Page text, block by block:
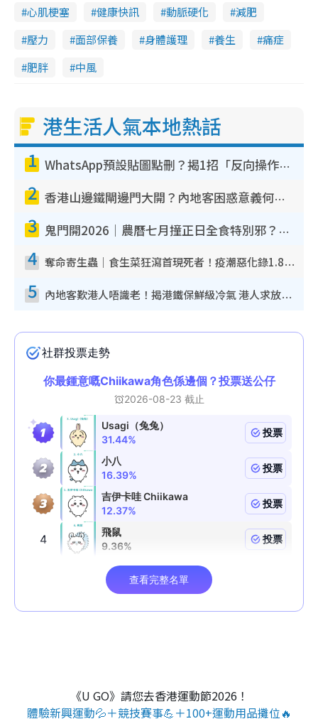
心肌梗塞 健康快訊 動脈硬化
減肥
壓力
面部保養 身體護理 養生
痛症
肥胖
中風
港生活人氣本地熱話
1 WhatsApp預設貼圖點刪？揭1招「反向操作」還原簡潔介面 附3步實測教學
2 香港山邊鐵閘邊門大開？內地客困惑意義何在！網民神回覆：呢種叫法理性防禦
3 鬼門開2026｜農曆七月撞正日全食特別邪？專家警告切忌做一事！揭4大禁忌+2招保平安
4 奪命寄生蟲｜食生菜狂瀉首現死者！疫潮惡化錄1.8萬宗病例 揭洗菜3大謬誤
5 內地客歎港人唔識老！揭港鐵保鮮級冷氣 港人求放過：咪投訴
《U GO》請您去香港運動節2026！
體驗新興運動💦＋競技賽事💪＋100+運動用品攤位🔥